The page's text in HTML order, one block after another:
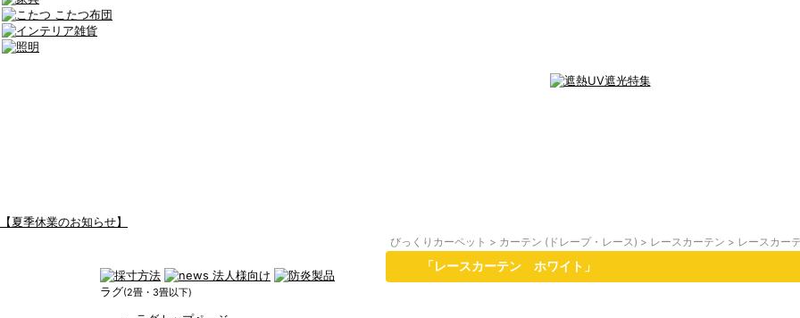
【夏季休業のお知らせ】
ラグ(2畳・3畳以下)
びっくりカーペット > カーテン (ドレープ・レース) > レースカーテン > レースカー
「レースカーテン ホワイト」